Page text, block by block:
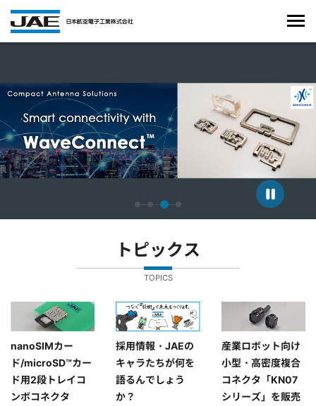
トピックス
TOPICS
nanoSIMカー
ド/microSD™カー
ド用2段トレイコ
ンボコネクタ
採用情報・JAEの
キャラたちが何を
語るんでしょう
か？
産業ロボット向け
小型・高密度複合
コネクタ「KN07
シリーズ」を販売